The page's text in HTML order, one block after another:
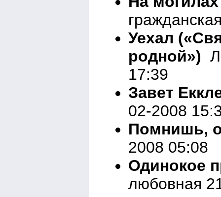
Уехал
родной»)
17:39
Завет
02-2008
Помнишь,
2008 05:08
Одинокое
любовная